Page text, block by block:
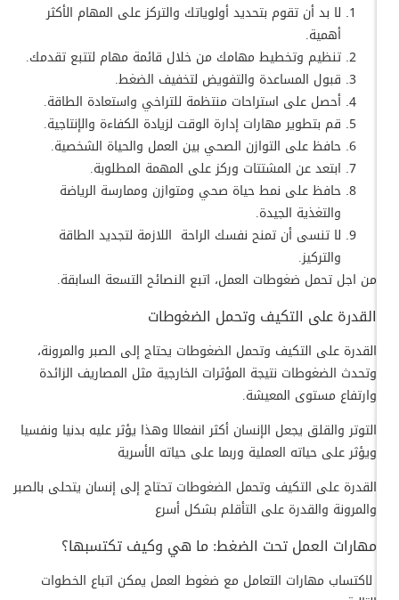
لا بد أن تقوم بتحديد أولوياتك والتركز على المهام الأكثر
أهمية.
تنظيم وتخطيط مهامك من خلال قائمة مهام لتتبع تقدمك.
قبول المساعدة والتفويض لتخفيف الضغط.
أحصل على استراحات منتظمة للتراخي واستعادة الطاقة.
قم بتطوير مهارات إدارة الوقت لزيادة الكفاءة والإنتاجية.
حافظ على التوازن الصحي بين العمل والحياة الشخصية.
ابتعد عن المشتتات وركز على المهمة المطلوبة.
حافظ على نمط حياة صحي ومتوازن وممارسة الرياضة
والتغذية الجيدة.
لا تنسى أن تمنح نفسك الراحة اللازمة لتجديد الطاقة
والتركيز.
من اجل تحمل ضغوطات العمل، اتبع النصائح التسعة السابقة.
القدرة على التكيف وتحمل الضغوطات
القدرة على التكيف وتحمل الضغوطات يحتاج إلى الصبر والمرونة،
تحدث الضغوطات نتيجة المؤثرات الخارجية مثل المصاريف الزائدة
وارتفاع مستوى المعيشة.
التوتر والقلق يجعل الإنسان أكثر انفعالا وهذا يؤثر عليه بدنيا ونفسيا
ويؤثر على حياته العملية وربما على حياته الأسرية
القدرة على التكيف وتحمل الضغوطات تحتاج إلى إنسان يتحلى بالصبر
والمرونة والقدرة على التأقلم بشكل أسرع
مهارات العمل تحت الضغط: ما هي وكيف تكتسبها؟
لاكتساب مهارات التعامل مع ضغوط العمل يمكن اتباع الخطوات